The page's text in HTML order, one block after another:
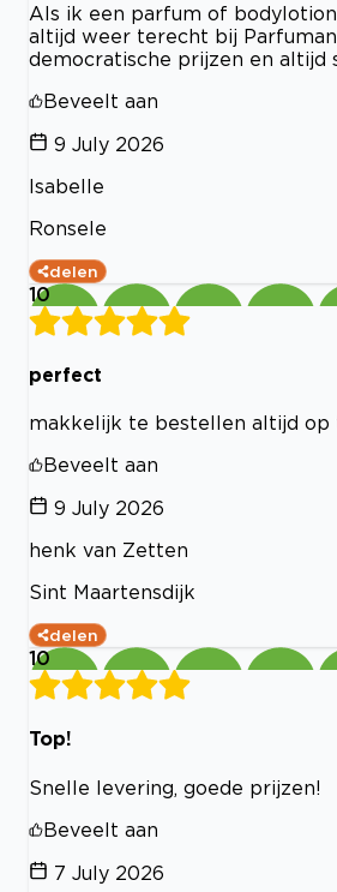
Als ik een parfum of
altijd weer terecht bij
democratische prijzen en altijd
Beveelt aan
9 July 2026
Isabelle
Ronsele
delen
10
perfect
makkelijk te bestellen altijd op
Beveelt aan
9 July 2026
henk van Zetten
Sint Maartensdijk
delen
10
Top!
Snelle levering, goede prijzen!
Beveelt aan
7 July 2026